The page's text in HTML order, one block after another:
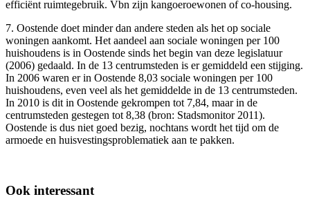
efficiënt ruimtegebruik. Vbn zijn kangoeroewonen of co-housing.
7. Oostende doet minder dan andere steden als het op sociale
woningen aankomt. Het aandeel aan sociale woningen per 100
huishoudens is in Oostende sinds het begin van deze legislatuur
(2006) gedaald. In de 13 centrumsteden is er gemiddeld een stijging.
In 2006 waren er in Oostende 8,03 sociale woningen per 100
huishoudens, even veel als het gemiddelde in de 13 centrumsteden.
In 2010 is dit in Oostende gekrompen tot 7,84, maar in de
centrumsteden gestegen tot 8,38 (bron: Stadsmonitor 2011).
Oostende is dus niet goed bezig, nochtans wordt het tijd om de
armoede en huisvestingsproblematiek aan te pakken.
Ook interessant